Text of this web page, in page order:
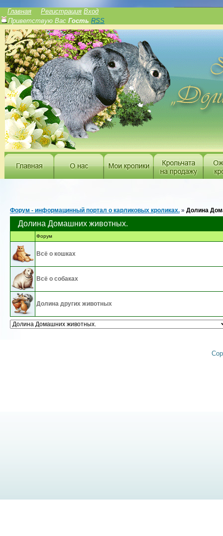
Главная
Регистрация Вход
Приветствую Вас Гость RSS
Форум - информацинный портал о карликовых кроликах. » Долина
Долина Домашних животных.
Форум
Всё о кошках
Всё о собаках
Долина других животных